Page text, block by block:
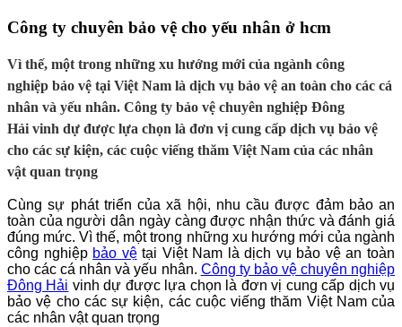
Công ty chuyên bảo vệ cho yếu nhân ở hcm
Vì thế, một trong những xu hướng mới của ngành công
nghiệp bảo vệ tại Việt Nam là dịch vụ bảo vệ an toàn cho các cá
nhân và yếu nhân. Công ty bảo vệ chuyên nghiệp Đông
Hải vinh dự được lựa chọn là đơn vị cung cấp dịch vụ bảo vệ
cho các sự kiện, các cuộc viếng thăm Việt Nam của các nhân
vật quan trọng
Cùng sự phát triển của xã hội, nhu cầu được đảm bảo an
toàn của người dân ngày càng được nhận thức và đánh giá
đúng mức. Vì thế, một trong những xu hướng mới của ngành
công nghiệp bảo vệtại Việt Nam là dịch vụ bảo vệ an toàn
cho các cá nhân và yếu nhân. Công ty bảo vệ chuyên nghiệp
Đông Hải vinh dự được lựa chọn là đơn vị cung cấp dịch vụ
bảo vệ cho các sự kiện, các cuộc viếng thăm Việt Nam của
các nhân vật quan trọng